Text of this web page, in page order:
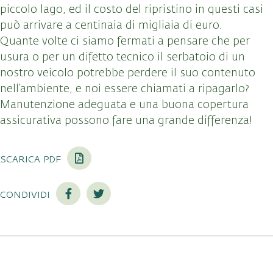
piccolo lago, ed il costo del ripristino in questi casi
può arrivare a centinaia di migliaia di euro.
Quante volte ci siamo fermati a pensare che per
usura o per un difetto tecnico il serbatoio di un
nostro veicolo potrebbe perdere il suo contenuto
nell’ambiente, e noi essere chiamati a ripagarlo?
Manutenzione adeguata e una buona copertura
assicurativa possono fare una grande differenza!
scarica pdf
condividi